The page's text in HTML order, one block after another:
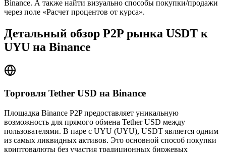
Binance. А также найти визуально способы покупки/продажи
через поле «Расчет процентов от курса».
Детальный обзор P2P рынка USDT к
UYU на Binance
Торговля Tether USD на Binance
Площадка Binance P2P предоставляет уникальную
возможность для прямого обмена Tether USD между
пользователями. В паре с UYU (UYU), USDT является одним
из самых ликвидных активов. Это основной способ покупки
криптовалюты без участия традиционных биржевых